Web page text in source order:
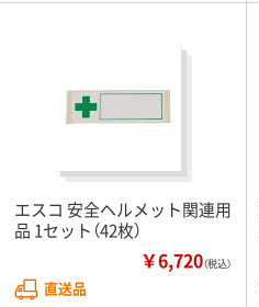
エスコ 安全ヘルメット関連用
品 1セット（42枚）
￥6,720（税込）
直送品